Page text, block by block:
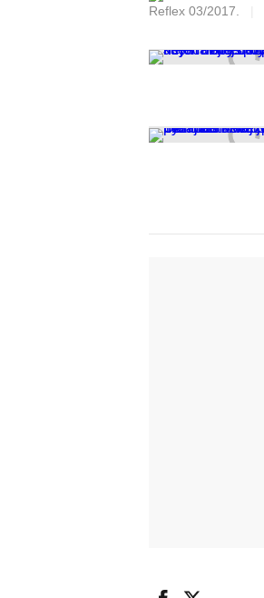
Reflex 03/2017.